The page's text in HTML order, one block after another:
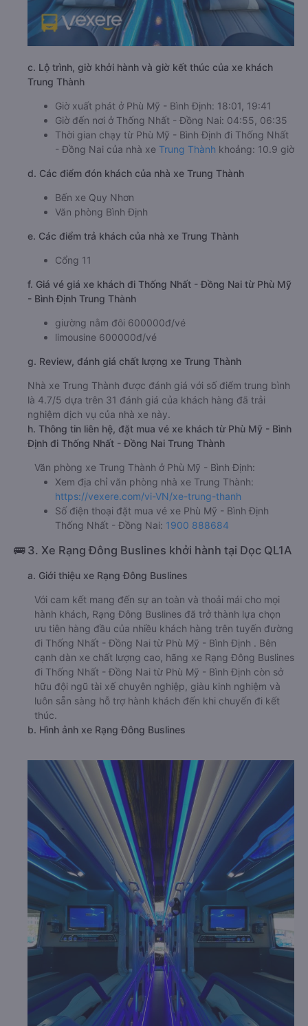
c. Lộ trình, giờ khởi hành và giờ kết thúc của xe khách
Trung Thành
Giờ xuất phát ở Phù Mỹ - Bình Định: 18:01, 19:41
Giờ đến nơi ở Thống Nhất - Đồng Nai: 04:55, 06:35
Thời gian chạy từ Phù Mỹ - Bình Định đi Thống Nhất
- Đồng Nai của nhà xe Trung Thành khoảng: 10.9 giờ
d. Các điểm đón khách của nhà xe Trung Thành
Bến xe Quy Nhơn
Văn phòng Bình Định
e. Các điểm trả khách của nhà xe Trung Thành
Cổng 11
f. Giá vé giá xe khách đi Thống Nhất - Đồng Nai từ Phù Mỹ
- Bình Định Trung Thành
giường nằm đôi 600000đ/vé
limousine 600000đ/vé
g. Review, đánh giá chất lượng xe Trung Thành
Nhà xe Trung Thành được đánh giá với số điểm trung bình
là 4.7/5 dựa trên 31 đánh giá của khách hàng đã trải
nghiệm dịch vụ của nhà xe này.
h. Thông tin liên hệ, đặt mua vé xe khách từ Phù Mỹ - Bình
Định đi Thống Nhất - Đồng Nai Trung Thành
Văn phòng xe Trung Thành ở Phù Mỹ - Bình Định:
Xem địa chỉ văn phòng nhà xe Trung Thành:
https://vexere.com/vi-VN/xe-trung-thanh
Số điện thoại đặt mua vé xe Phù Mỹ - Bình Định
Thống Nhất - Đồng Nai: 1900 888684
🚌 3. Xe Rạng Đông Buslines khởi hành tại Dọc QL1A
a. Giới thiệu xe Rạng Đông Buslines
Với cam kết mang đến sự an toàn và thoải mái cho mọi
hành khách, Rạng Đông Buslines đã trở thành lựa chọn
ưu tiên hàng đầu của nhiều khách hàng trên tuyến đường
đi Thống Nhất - Đồng Nai từ Phù Mỹ - Bình Định . Bên
cạnh dàn xe chất lượng cao, hãng xe Rạng Đông Buslines
đi Thống Nhất - Đồng Nai từ Phù Mỹ - Bình Định còn sở
hữu đội ngũ tài xế chuyên nghiệp, giàu kinh nghiệm và
luôn sẵn sàng hỗ trợ hành khách đến khi chuyến đi kết
thúc.
b. Hình ảnh xe Rạng Đông Buslines